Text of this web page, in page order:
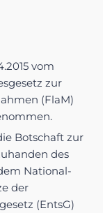
vom
zur
(FlaM)
Botschaft zur
des
National-
der
(EntsG)